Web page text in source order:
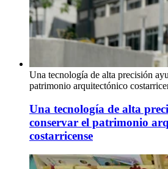
Una tecnología de alta precisión
patrimonio arquitectónico
Una tecnología de alta
conservar el patrimonio
costarricense